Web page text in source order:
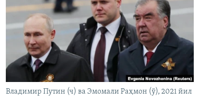
Владимир Путин (ч) ва Эмомали Раҳмон (ў), 2021 йил